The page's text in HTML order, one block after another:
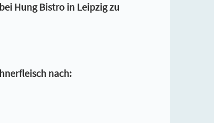
Hung Bistro in Leipzig zu
nach: